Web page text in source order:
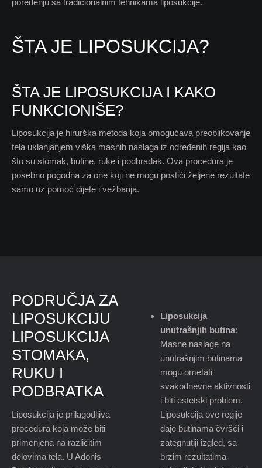
ŠTA JE LIPOSUKCIJA?
ŠTA JE LIPOSUKCIJA I KAKO
FUNKCIONIŠE?
Liposukcija je hirurška metoda koja omogućava preoblikovanje
tela uklanjanjem viška masnih naslaga iz određenih regija kao
što su stomak, butine, ruke i podbradak. Ova procedura je
posebno pogodna za one koji ne mogu postići željene rezultate
samo uz pomoć dijete i vežbanja.
PODRUČJA ZA
LIPOSUKCIJU
LIPOSUKCIJA
STOMAKA,
RUKU I
PODBRATKA
Liposukcija je prilagodljiva
procedura koja može biti
primenjena na različitim
delovima tela. U Adonis
Liposukcija
unutrašnjih butina:
Masne naslage na
unutrašnjim butinama
mogu ometati
svakodnevne aktivnosti
i biti estetski problem.
Liposukcija ove regije
daje butinama čvršći i
zategnutiji izgled, sa
brzim rezultatima